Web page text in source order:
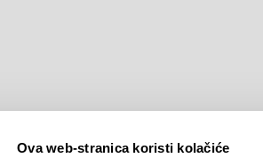
Ova web-stranica koristi kolačiće